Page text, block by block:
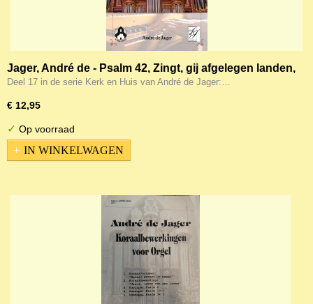
Jager, André de - Psalm 42, Zingt, gij afgelegen landen,
Heere Jezus om Uw Woord - Psalmbewerkingen voor
Deel 17 in de serie Kerk en Huis van André de Jager:…
€ 12,95
✓ Op voorraad
IN WINKELWAGEN